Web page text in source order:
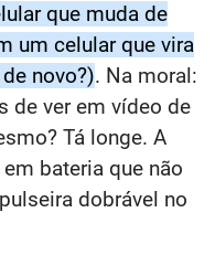
que muda de
um celular que vira
novo?). Na moral:
de ver em vídeo de
Tá longe. A
bateria que não
dobrável no